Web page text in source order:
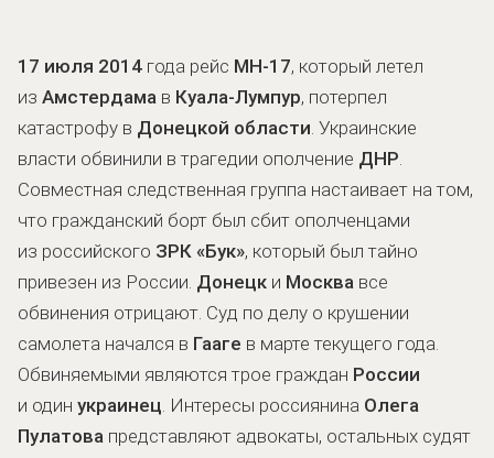
17 июля 2014 года рейс MH-17, который летел
из Амстердама в Куала-Лумпур, потерпел
катастрофу в Донецкой области. Украинские
власти обвинили в трагедии ополчение ДНР.
Совместная следственная группа настаивает на том,
что гражданский борт был сбит ополченцами
из российского ЗРК «Бук», который был тайно
привезен из России. Донецк и Москва все
обвинения отрицают. Суд по делу о крушении
самолета начался в Гааге в марте текущего года.
Обвиняемыми являются трое граждан России
и один украинец. Интересы россиянина Олега
Пулатова представляют адвокаты, остальных судят